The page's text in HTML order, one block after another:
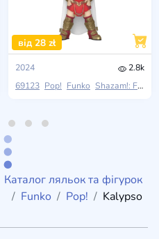
від 28 zł
2024
2.8k
69123 Pop! Funko Shazam!: Fury Of The Gods
Каталог ляльок та фігурок
Funko
Pop! Kalypso